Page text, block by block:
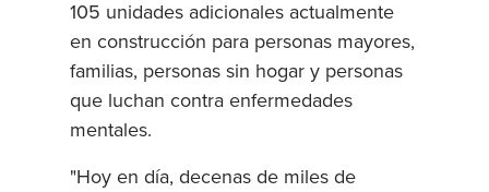
105 unidades adicionales actualmente
en construcción para personas mayores,
familias, personas sin hogar y personas
que luchan contra enfermedades
mentales.
"Hoy en día, decenas de miles de